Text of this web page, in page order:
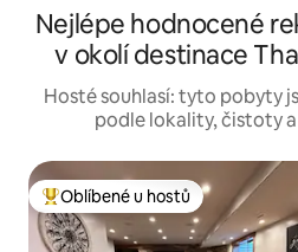
Nejlépe hodnocené
v okolí destinace
Hosté souhlasí: tyto pobyty
podle lokality, čistoty
Nejlepší v kategorii Oblíbené u
Oblíbené u hostů